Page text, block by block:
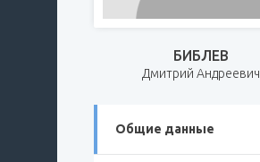
БИБЛЕВ
Дмитрий Андреевич
Общие данные